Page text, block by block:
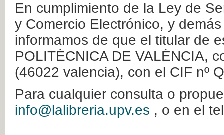
En cumplimiento de la Ley de
y Comercio Electrónico, y
informamos de que el titular de
POLITÈCNICA DE VALÈNCIA,
(46022 valencia), con el CIF nº
Para cualquier consulta o
info@lalibreria.upv.es , o en el